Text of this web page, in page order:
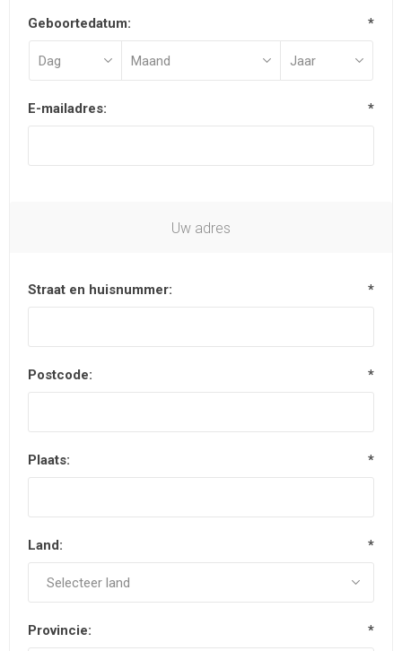
Geboortedatum: *
E-mailadres: *
Uw adres
Straat en huisnummer: *
Postcode: *
Plaats: *
Land: *
Provincie: *